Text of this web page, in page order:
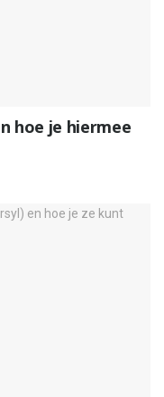
hoe je hiermee